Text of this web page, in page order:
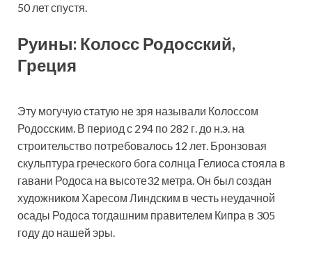
50 лет спустя.
Руины: Колосс Родосский,
Греция
Эту могучую статую не зря называли Колоссом
Родосским. В период с 294 по 282 г. до н.э. на
строительство потребовалось 12 лет. Бронзовая
скульптура греческого бога солнца Гелиоса стояла в
гавани Родоса на высоте32 метра. Он был создан
художником Харесом Линдским в честь неудачной
осады Родоса тогдашним правителем Кипра в 305
году до нашей эры.